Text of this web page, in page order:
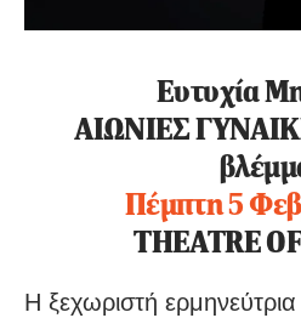
Ευτυχία
ΑΙΩΝΙΕΣ
Πέμπτη 5
THEATRE
Η ξεχωριστή